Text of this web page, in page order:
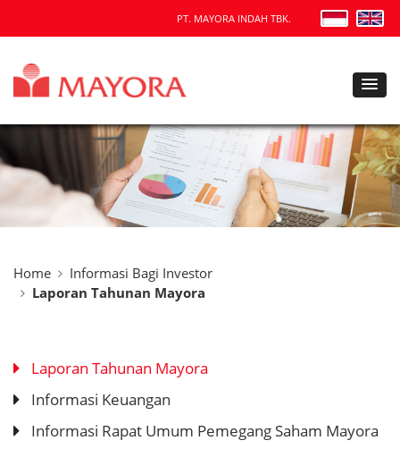
PT. MAYORA INDAH TBK.
Home
Informasi Bagi Investor
Laporan Tahunan Mayora
Laporan Tahunan Mayora
Informasi Keuangan
Informasi Rapat Umum Pemegang Saham Mayora